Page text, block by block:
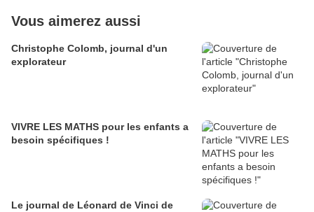
Vous aimerez aussi
Christophe Colomb, journal d'un
explorateur
VIVRE LES MATHS pour les enfants a
besoin spécifiques !
Le journal de Léonard de Vinci de